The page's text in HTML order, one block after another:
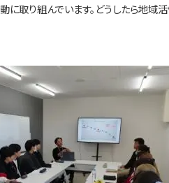
に取り組んでいます。どうしたら地